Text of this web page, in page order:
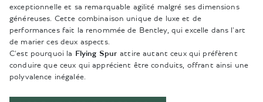
exceptionnelle et sa remarquable agilité malgré ses dimensions
généreuses. Cette combinaison unique de luxe et de
performances fait la renommée de Bentley, qui excelle dans l'art
de marier ces deux aspects.
C'est pourquoi la
Flying Spur attire autant ceux qui préfèrent
conduire que ceux qui apprécient être conduits, offrant ainsi une
polyvalence inégalée.